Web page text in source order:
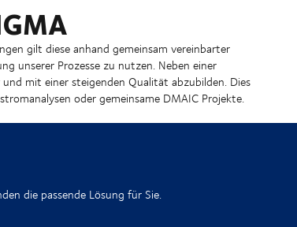
gilt diese anhand gemeinsam vereinbarter
unserer Prozesse zu nutzen. Neben einer
mit einer steigenden Qualität abzubilden. Dies
oder gemeinsame DMAIC Projekte.
die passende Lösung für Sie.